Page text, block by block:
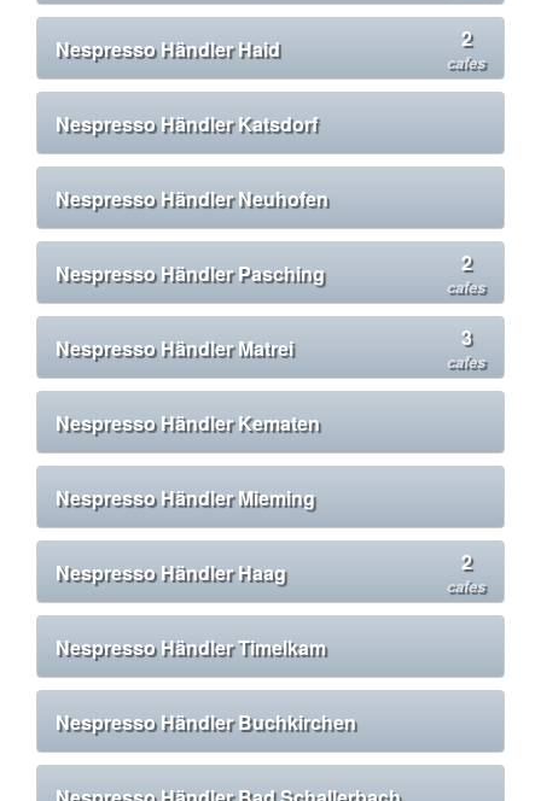
Nespresso Händler Haid 2
cafes
Nespresso Händler Katsdorf
Nespresso Händler Neuhofen
Nespresso Händler Pasching 2
cafes
Nespresso Händler Matrei 3
cafes
Nespresso Händler Kematen
Nespresso Händler Mieming
Nespresso Händler Haag 2
cafes
Nespresso Händler Timelkam
Nespresso Händler Buchkirchen